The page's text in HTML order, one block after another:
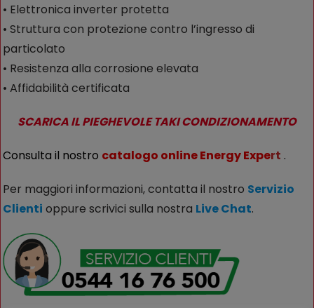
• Elettronica inverter protetta
• Struttura con protezione contro l’ingresso di
particolato
• Resistenza alla corrosione elevata
• Affidabilità certificata
SCARICA IL PIEGHEVOLE TAKI CONDIZIONAMENTO
Consulta il nostro catalogo online Energy Expert .
Per maggiori informazioni, contatta il nostro Servizio
Clienti oppure scrivici sulla nostra Live Chat.